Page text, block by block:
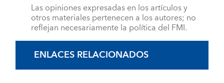
Las opiniones expresadas en los artículos y
otros materiales pertenecen a los autores; no
reflejan necesariamente la política del FMI.
ENLACES RELACIONADOS